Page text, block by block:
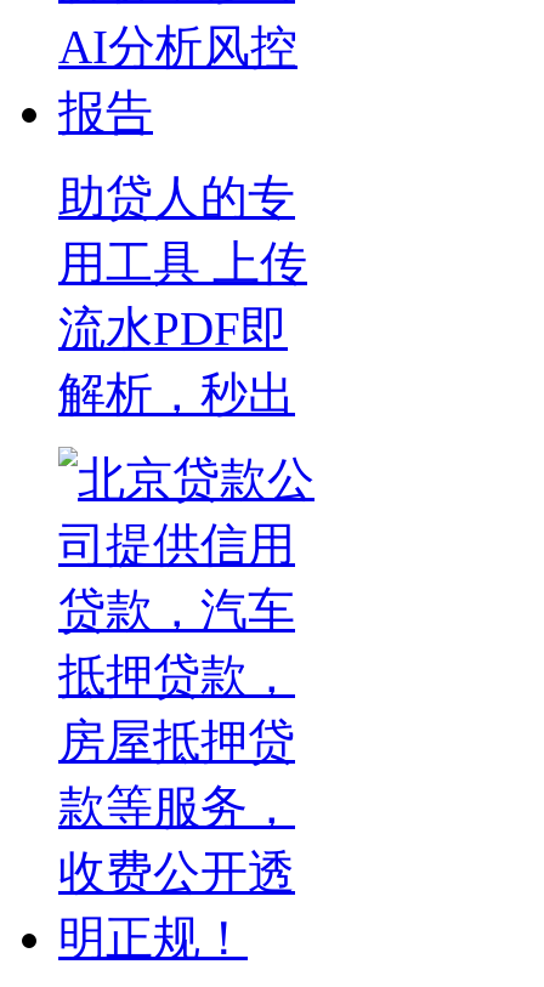
助贷人的专
用工具 上传
流水PDF即
解析，秒出